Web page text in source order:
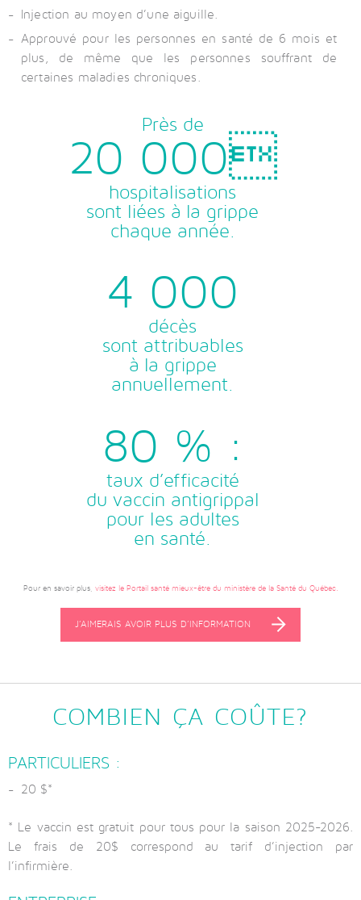
Injection au moyen d’une aiguille.
Approuvé pour les personnes en santé de 6 mois et
plus, de même que les personnes souffrant de
certaines maladies chroniques.
Près de
20 000
hospitalisations
sont liées à la grippe
chaque année.
4 000
décès
sont attribuables
à la grippe
annuellement.
80 % :
taux d’efficacité
du vaccin antigrippal
pour les adultes
en santé.
Pour en savoir plus, visitez le Portail santé mieux-être du ministère de la Santé du Québec.
J’AIMERAIS AVOIR PLUS D’INFORMATION
COMBIEN ÇA COÛTE?
PARTICULIERS :
20 $*
* Le vaccin est gratuit pour tous pour la saison 2025-2026.
Le frais de 20$ correspond au tarif d’injection par
l’infirmière.